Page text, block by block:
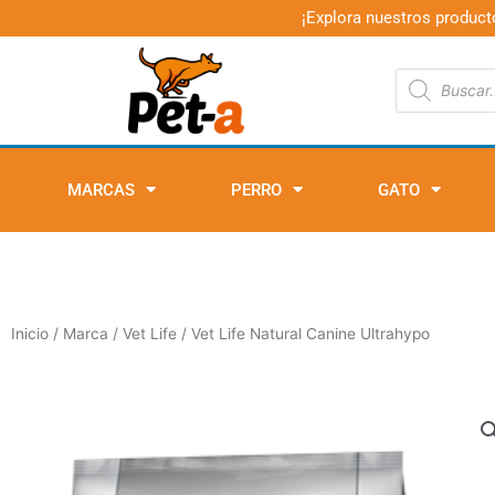
al
¡Explora nuestros
Búsqueda
de
productos
MARCAS PERRO GATO
Inicio / Marca / Vet Life / Vet Life Natural Canine Ultrahypo